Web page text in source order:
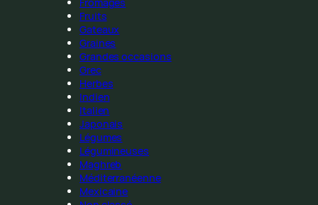
Fruits
Gateaux
Graines
Grandes occasions
Grec
Herbes
Indien
Italien
Japonais
Légumes
Légumineuses
Maghreb
Méditerranéenne
Mexicaine